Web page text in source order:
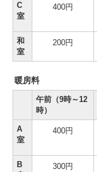
C
室
400円
和
室
200円
暖房料
午前（9時～12
時）
A
室
400円
B
300円